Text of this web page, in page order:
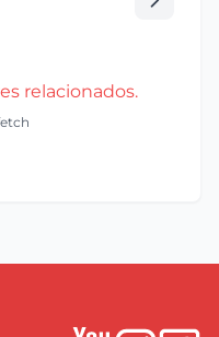
relacionados.